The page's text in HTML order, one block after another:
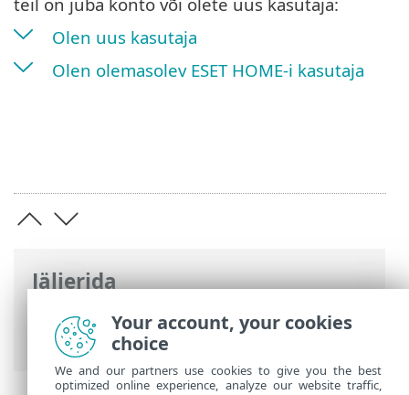
Jäljerida
ESET-i veebispikker>ESET HOME>
Alustamine
Olen uus kasutaja
Olen olemasolev ESET HOME-i kasutaja
Your account, your cookies
choice
We and our partners use cookies to give you the best
optimized online experience, analyze our website traffic,